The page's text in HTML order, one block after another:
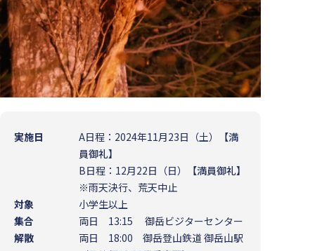
実施日 A日程：2024年11月23日（土）
【満
員御礼】
B日程：12月22日（日）
【満員御礼】
※雨天決行、荒天中止
対象
小学生以上
集合
両日 13:15 御岳ビジターセンター
解散
両日 18:00 御岳登山鉄道 御岳山駅